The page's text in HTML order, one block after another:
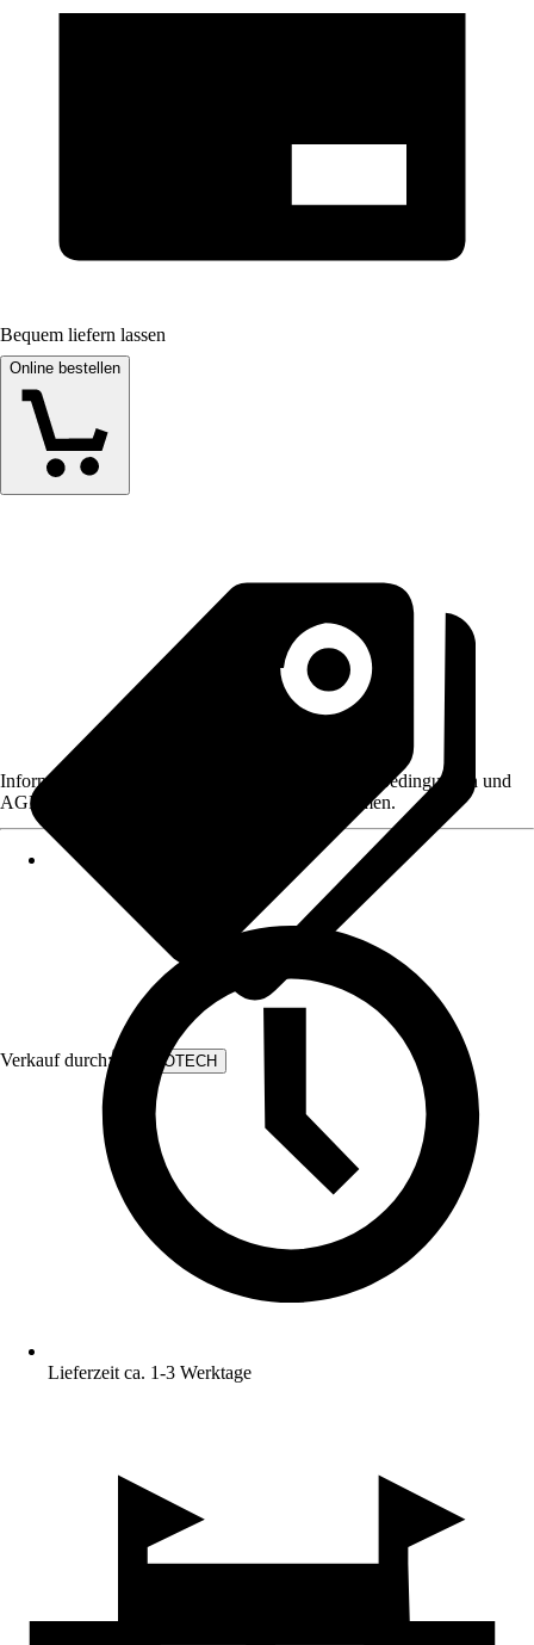
Bequem liefern lassen
Online bestellen
Verkauf durch: FILTROTECH
Informationen des Verkäufers, wie z. B. Rückgabebedingungen und
AGB, finden Sie bei Klick auf den Verkäufernamen.
Lieferzeit ca. 1-3 Werktage